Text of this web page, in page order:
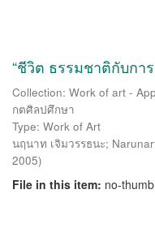
“ชีวิต ธรรมชาติกับกา
Collection: Work of art -
กตศิลปศึกษา
Type: Work of Art
นฤนาท เจิมวรรธนะ;
2005)
File in this item: no-